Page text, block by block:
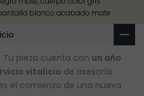
blanco acabado mate
Tu pieza cuenta con un año
vitalicio de asesoría
el comienzo de una nueva